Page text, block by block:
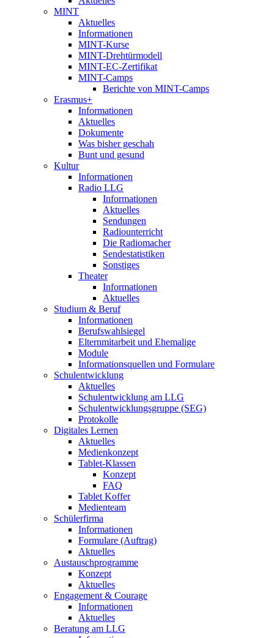
MINT
Aktuelles
Informationen
MINT-Kurse
MINT-Drehtürmodell
MINT-EC-Zertifikat
MINT-Camps
Berichte von MINT-Camps
Erasmus+
Informationen
Aktuelles
Dokumente
Was bisher geschah
Bunt und gesund
Kultur
Informationen
Radio LLG
Informationen
Aktuelles
Sendungen
Radiounterricht
Die Radiomacher
Sendestatistiken
Sonstiges
Theater
Informationen
Aktuelles
Studium & Beruf
Informationen
Berufswahlsiegel
Elternmitarbeit und Ehemalige
Module
Informationsquellen und Formulare
Schulentwicklung
Aktuelles
Schulentwicklung am LLG
Schulentwicklungsgruppe (SEG)
Protokolle
Digitales Lernen
Aktuelles
Medienkonzept
Tablet-Klassen
Konzept
FAQ
Tablet Koffer
Medienteam
Schülerfirma
Informationen
Formulare (Auftrag)
Aktuelles
Austauschprogramme
Konzept
Aktuelles
Engagement & Courage
Informationen
Aktuelles
Beratung am LLG